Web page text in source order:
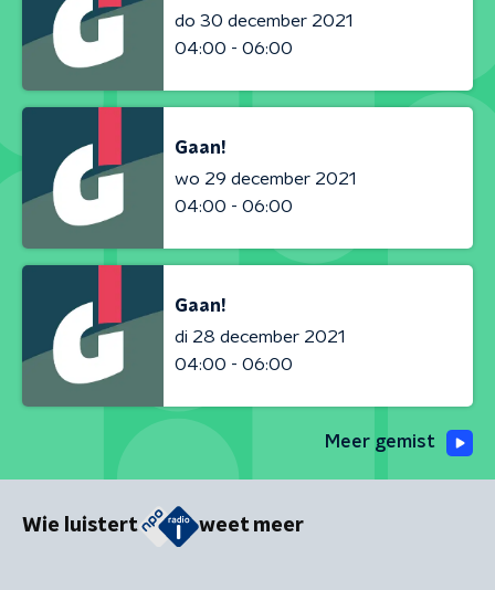
do 30 december 2021
04:00 - 06:00
Gaan!
wo 29 december 2021
04:00 - 06:00
Gaan!
di 28 december 2021
04:00 - 06:00
Meer gemist
Wie luistert weet meer